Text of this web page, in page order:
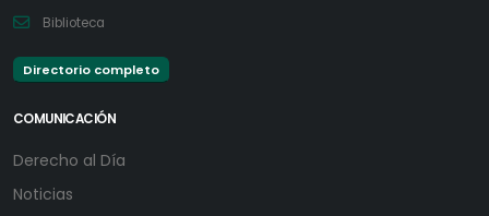
Biblioteca
Directorio completo
COMUNICACIÓN
Derecho al Día
Noticias